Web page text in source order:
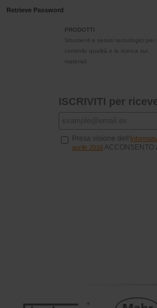
Retrieve Password
PRODOTTI
Strumenti e servizi tecnologici per il
controllo qualità e la ricerca sui
materiali
ISCRIVITI per
Presa visione dell'
aprile 2016ACCONSENTO